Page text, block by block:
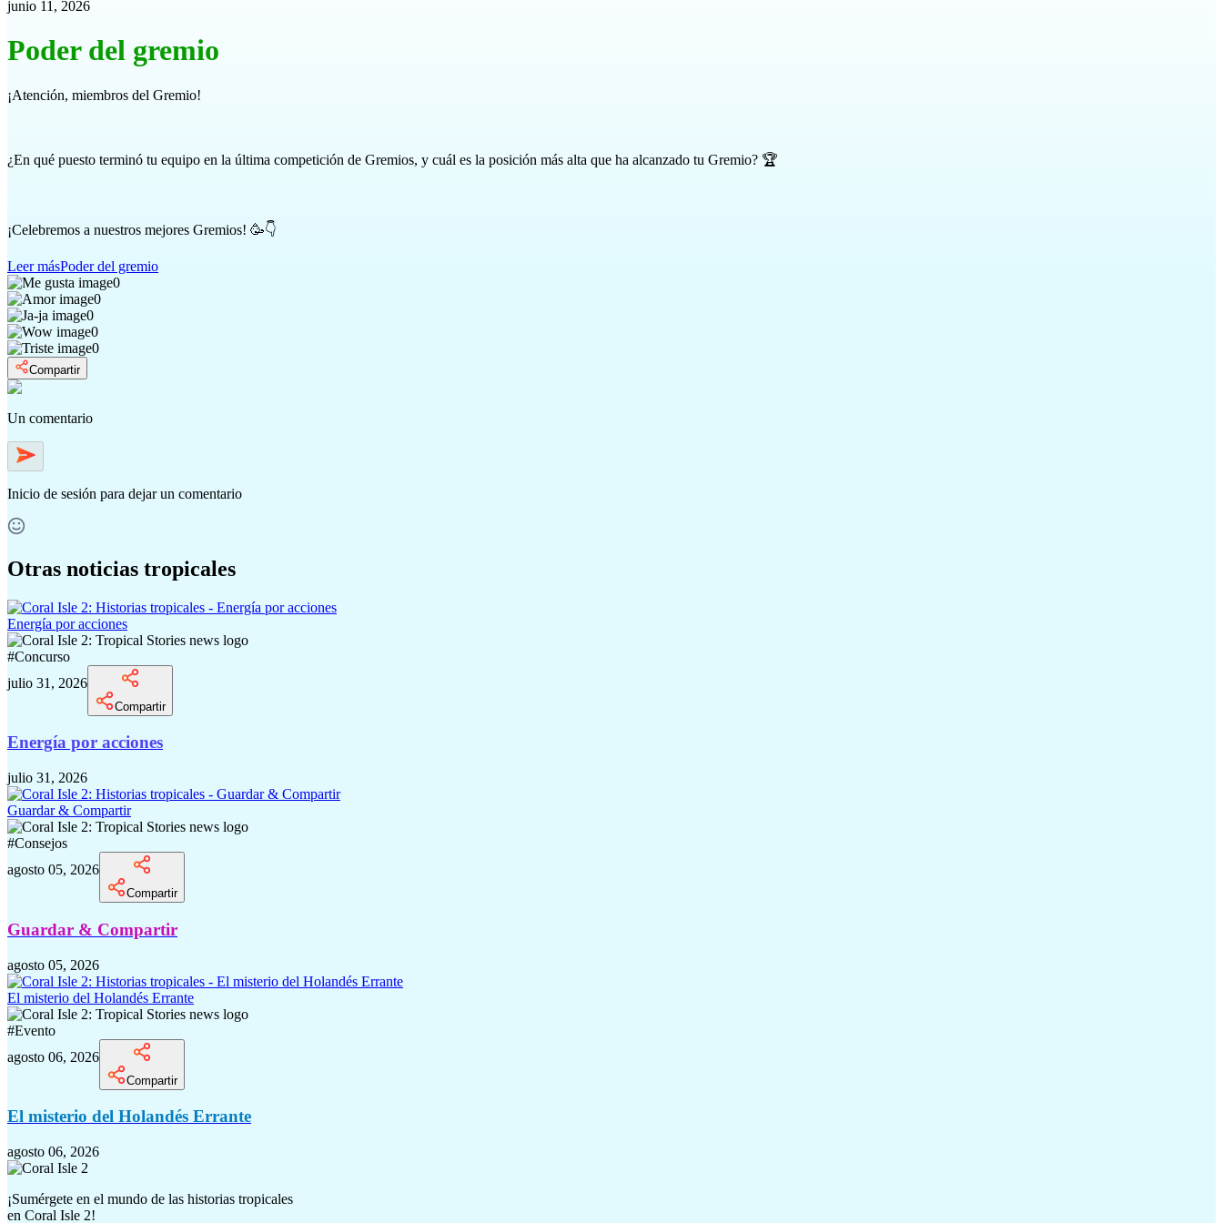
junio 11, 2026
Poder del gremio
¡Atención, miembros del Gremio!
¿En qué puesto terminó tu equipo en la última competición de Gremios, y cuál es la posición más alta que ha alcanzado tu Gremio? 🏆
¡Celebremos a nuestros mejores Gremios! 🥳👇
Leer másPoder del gremio
0
0
0
0
0
Compartir
Un comentario
Inicio de sesión para dejar un comentario
Otras noticias tropicales
Energía por acciones
#Concurso
julio 31, 2026
Compartir
Energía por acciones
julio 31, 2026
Guardar & Compartir
#Consejos
agosto 05, 2026
Compartir
Guardar & Compartir
agosto 05, 2026
El misterio del Holandés Errante
#Evento
agosto 06, 2026
Compartir
El misterio del Holandés Errante
agosto 06, 2026
¡Sumérgete en el mundo de las historias tropicales
en Coral Isle 2!